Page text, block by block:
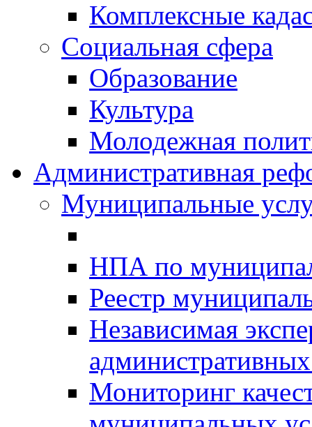
Комплексные
Социальная сфера
Образование
Культура
Молодежная
Административная
Муниципальные
НПА по
Реестр
Независимая
Мониторинг